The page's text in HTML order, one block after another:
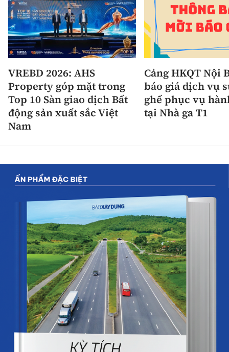
VREBD 2026: AHS
Property góp mặt trong
Top 10 Sàn giao dịch Bất
động sản xuất sắc Việt
Nam
Cảng HKQT Nội
báo giá dịch vụ
ghế phục vụ
tại Nhà ga T1